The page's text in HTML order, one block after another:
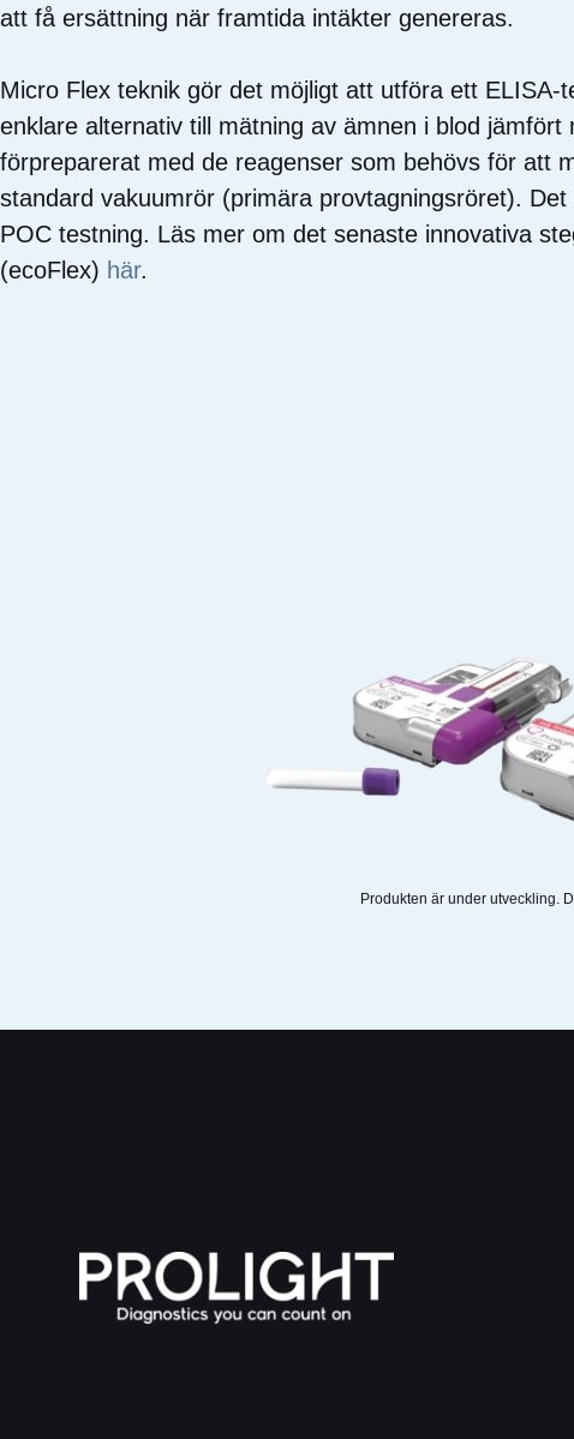
att få ersättning när framtida intäkter genereras.
Micro Flex teknik gör det möjligt att utföra ett
enklare alternativ till mätning av ämnen i blod
förpreparerat med de reagenser som behövs för att
standard vakuumrör (primära provtagningsröret).
POC testning. Läs mer om det senaste innovativa
(ecoFlex) här.
Produkten är under utveckling.